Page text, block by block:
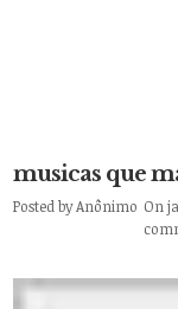
musicas que
Posted byAnônimo On